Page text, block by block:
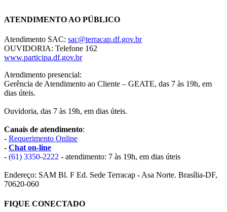
ATENDIMENTO AO PÚBLICO
Atendimento SAC: sac@terracap.df.gov.br
OUVIDORIA: Telefone 162
www.participa.df.gov.br
Atendimento presencial:
Gerência de Atendimento ao Cliente – GEATE, das 7 às 19h, em
dias úteis.
Ouvidoria, das 7 às 19h, em dias úteis.
Canais de atendimento:
- Requerimento Online
- Chat on-line
- (61) 3350-2222 - atendimento: 7 às 19h, em dias úteis
Endereço: SAM Bl. F Ed. Sede Terracap - Asa Norte. Brasília-DF,
70620-060
FIQUE CONECTADO